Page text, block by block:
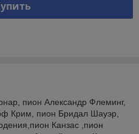
пион Александр Флеминг,
Крим, пион Бридал Шауэр,
Канзас ,пион